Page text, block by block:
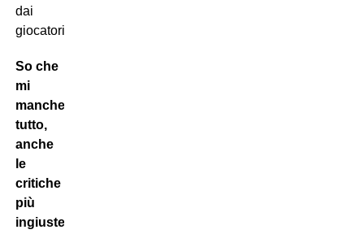
dai
giocatori.
So che
mi
mancherà
tutto,
anche
le
critiche
più
ingiuste